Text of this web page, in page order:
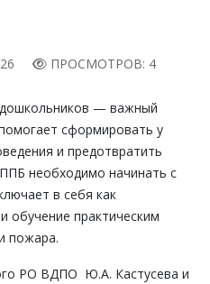
ПРОСМОТРОВ: 4
— важный
сформировать у
и предотвратить
необходимо начинать с
в себя как
обучение практическим
пожара.
РО ВДПО Ю.А. Кастусева и